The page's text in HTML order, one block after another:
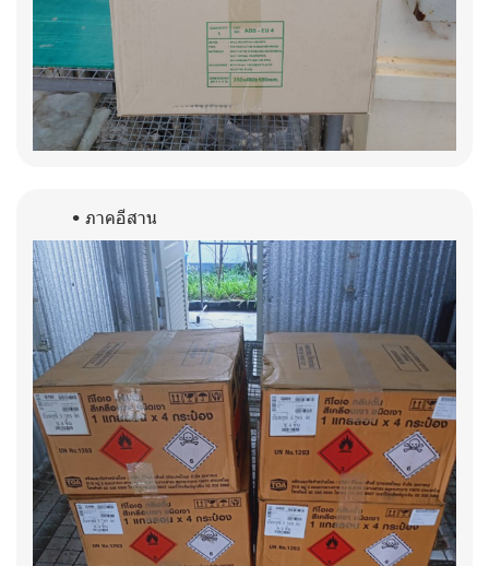
ภาคอีสาน